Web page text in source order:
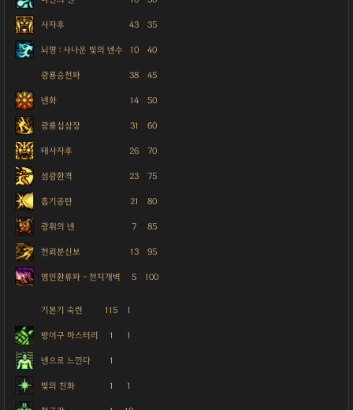
사자후 43 35
뇌명 : 사나운 빛의 넨수 10 40
광룡승천파 38 45
넨화 14 50
광룡십삼장 31 60
태사자후 26 70
섬광환격 23 75
흡기공탄 21 80
광휘의 넨 7 85
천뢰분신보 13 95
염인환류파 - 천지개벽 5 100
기본기 숙련 115 1
방어구 마스터리 1 1
넨으로 느낀다 1
빛의 친화 1 1